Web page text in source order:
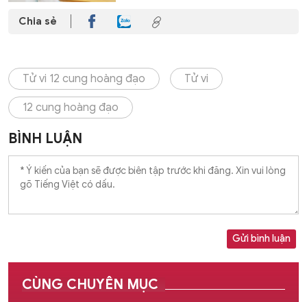
Chia sẻ
Tử vi 12 cung hoàng đạo Tử vi
12 cung hoàng đạo
BÌNH LUẬN
Gửi bình luận
CÙNG CHUYÊN MỤC